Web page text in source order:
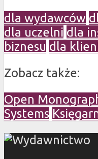
dla wydawców
dla uczelni dla
biznesu dla
Zobacz także:
Open
Systems